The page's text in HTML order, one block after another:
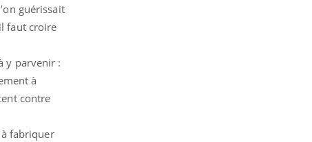
guérissait
faut croire
y parvenir :
à
contre
fabriquer